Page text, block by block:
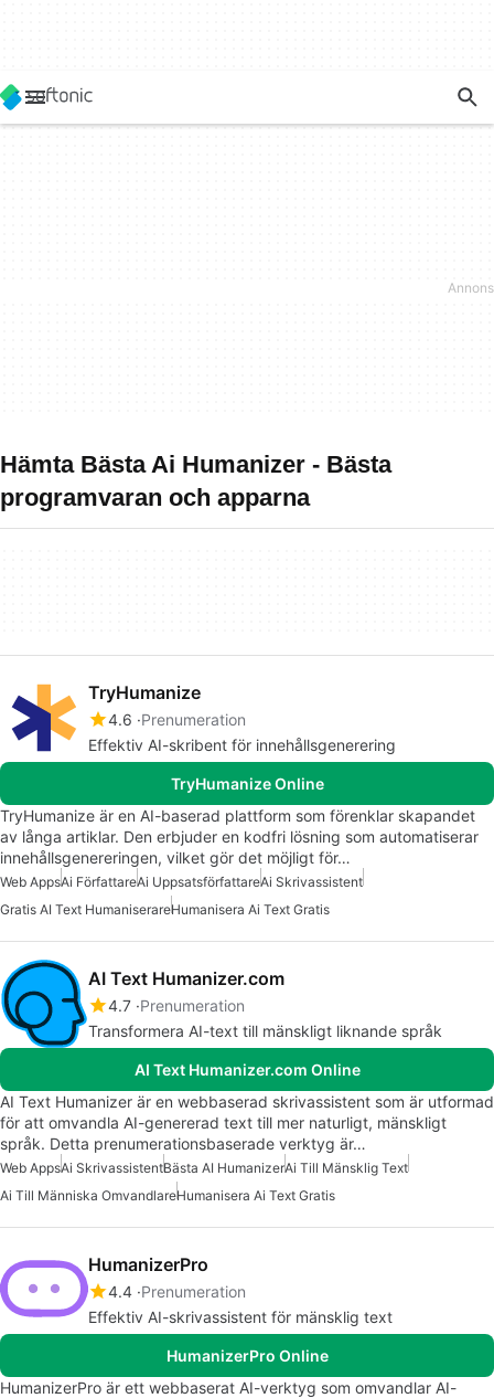
Hämta Bästa Ai Humanizer - Bästa
programvaran och apparna
TryHumanize
4.6 Prenumeration
Effektiv AI-skribent för innehållsgenerering
TryHumanize Online
TryHumanize är en AI-baserad plattform som förenklar skapandet
av långa artiklar. Den erbjuder en kodfri lösning som automatiserar
innehållsgenereringen, vilket gör det möjligt för…
Web AppsAi FörfattareAi UppsatsförfattareAi Skrivassistent
Gratis AI Text HumaniserareHumanisera Ai Text Gratis
AI Text Humanizer.com
4.7 Prenumeration
Transformera AI-text till mänskligt liknande språk
AI Text Humanizer.com Online
AI Text Humanizer är en webbaserad skrivassistent som är utformad
för att omvandla AI-genererad text till mer naturligt, mänskligt
språk. Detta prenumerationsbaserade verktyg är…
Web AppsAi SkrivassistentBästa AI HumanizerAi Till Mänsklig Text
Ai Till Människa OmvandlareHumanisera Ai Text Gratis
HumanizerPro
4.4 Prenumeration
Effektiv AI-skrivassistent för mänsklig text
HumanizerPro Online
HumanizerPro är ett webbaserat AI-verktyg som omvandlar AI-